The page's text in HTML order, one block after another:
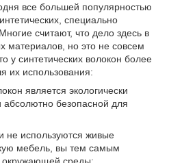
все большей популярностью
специально
считают, что дело здесь в
материалов, но это не совсем
у синтетических волокон более
их использования:
является экологически
абсолютно безопасной для
не используются живые
мебель, вы тем самым
окружающей среды;